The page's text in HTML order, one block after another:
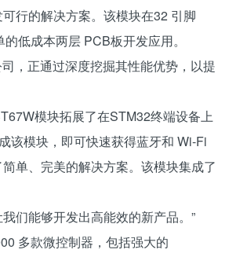
行的解决方案。该模块在32 引脚
低成本两层 PCB板开发应用。
，正通过深度挖掘其性能优势，以提
模块拓展了在STM32终端设备上
该模块，即可快速获得蓝牙和 Wi-Fi
单、完美的解决方案。该模块集成了
们能够开发出高能效的新产品。”
多款微控制器，包括强大的